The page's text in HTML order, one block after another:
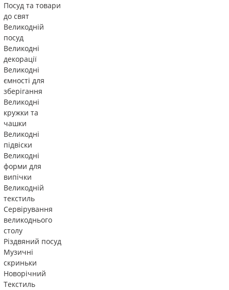
Посуд та товари
до свят
Великодній
посуд
Великодні
декорації
Великодні
ємності для
зберігання
Великодні
кружки та
чашки
Великодні
підвіски
Великодні
форми для
випічки
Великодній
текстиль
Сервірування
великоднього
столу
Різдвяний посуд
Музичні
скриньки
Новорічний
Текстиль